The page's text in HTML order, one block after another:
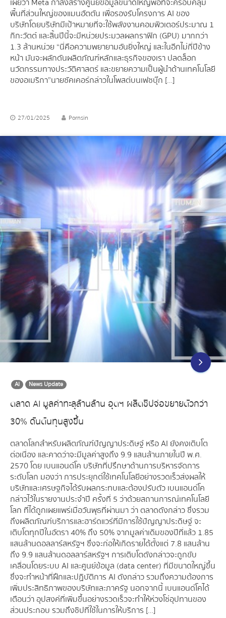
เผยว่า Meta กำลังสร้างศูนย์ข้อมูลขนาดใหญ่พอที่จะครอบคลุม
พื้นที่ส่วนใหญ่ของแมนฮัตตัน เพื่อรองรับโครงการ AI ของ
บริษัท โดยบริษัทมีเป้าหมายที่จะใช้พลังงานคอมพิวเตอร์ประมาณ 1
กิกะวัตต์ และสิ้นปีนี้จะมีหน่วยประมวลผลกราฟิก (GPU) มากกว่า
1.3 ล้านหน่วย “นี่คือความพยายามอันยิ่งใหญ่ และในอีกไม่กี่ปีข้าง
หน้า มันจะผลักดันผลิตภัณฑ์หลักและธุรกิจของเรา ปลดล็อก
นวัตกรรมทางประวัติศาสตร์ และขยายความเป็นผู้นำด้านเทคโนโลยี
ของอเมริกา” นายซัคเคอร์กล่าวในโพสต์บนเฟซบุ๊ก […]
27/01/2025 Pornsin
AI News Update
ตลาด AI มูลค่าทะลุล้านล้าน อุตฯ ผลิตชิปจ่อขยายตัวกว่า
30% ดันต้นทุนสูงขึ้น
ตลาดโลกสำหรับผลิตภัณฑ์ปัญญาประดิษฐ์ หรือ AI ยังคงเติบโต
ต่อเนื่อง และคาดว่าจะมีมูลค่าสูงถึง 9.9 แสนล้านภายในปี พ.ศ.
2570 โดย เบนแอนด์โค บริษัทที่ปรึกษาด้านการบริหารจัดการ
ระดับโลก มองว่า การประยุกต์ใช้เทคโนโลยีอย่างรวดเร็วส่งผลให้
บริษัทและเศรษฐกิจได้รับผลกระทบและต้องปรับตัว เบนแอนด์โค
กล่าวไว้ในรายงานประจำปี ครั้งที่ 5 ว่าด้วยสถานการณ์เทคโนโลยี
โลก ที่ได้ถูกเผยแพร่เมื่อวันพุธที่ผ่านมา ว่า ตลาดดังกล่าว ซึ่งรวม
ถึงผลิตภัณฑ์บริการและฮาร์ดแวร์ที่มีการใช้ปัญญาประดิษฐ์ จะ
เติบโตทุกปีในอัตรา 40% ถึง 50% จากมูลค่าเดิมของปีที่แล้ว 1.85
แสนล้านดอลลาร์สหรัฐฯ ซึ่งจะก่อให้เกิดรายได้ตั้งแต่ 7.8 แสนล้าน
ถึง 9.9 แสนล้านดอลลาร์สหรัฐฯ การเติบโตดังกล่าวจะถูกขับ
เคลื่อนโดยระบบ AI และศูนย์ข้อมูล (data center) ที่มีขนาดใหญ่ขึ้น
ซึ่งจะทำหน้าที่ฝึกและปฏิบัติการ AI ดังกล่าว รวมถึงความต้องการ
เพิ่มประสิทธิภาพของบริษัทและภาครัฐ นอกจากนี้ เบนแอนด์โคได้
เตือนว่า อุปสงค์ที่เพิ่มขึ้นอย่างรวดเร็วจะทำให้ห่วงโซ่อุปทานของ
ส่วนประกอบ รวมถึงชิปที่ใช้ในการให้บริการ […]